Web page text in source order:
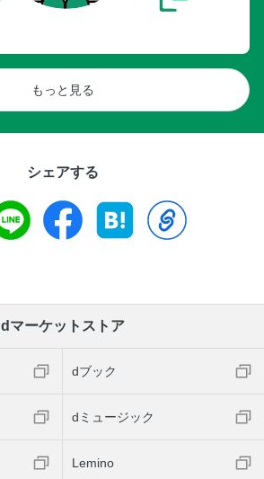
もっと見る
シェアする
dマーケットストア
dブック
dミュージック
Lemino